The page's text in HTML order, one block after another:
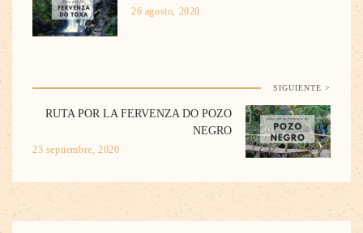
26 agosto, 2020
SIGUIENTE >
RUTA POR LA FERVENZA DO POZO
NEGRO
23 septiembre, 2020